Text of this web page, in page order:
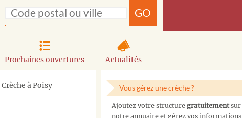
GO
Prochaines ouvertures Actualités
Crèche à Poisy Vous gérez une crèche ?
Ajoutez votre structure gratuitementsur
notre annuaire et gérez vos informations